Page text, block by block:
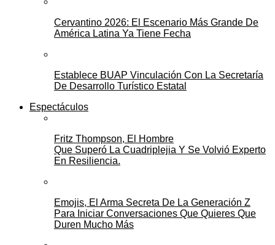
Cervantino 2026: El Escenario Más Grande De
América Latina Ya Tiene Fecha
Establece BUAP Vinculación Con La Secretaría
De Desarrollo Turístico Estatal
Espectáculos
Fritz Thompson, El Hombre
Que Superó La Cuadriplejia Y Se Volvió Experto
En Resiliencia.
Emojis, El Arma Secreta De La Generación Z
Para Iniciar Conversaciones Que Quieres Que
Duren Mucho Más